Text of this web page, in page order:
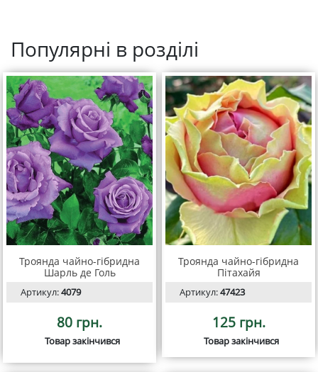
Популярні в розділі
Троянда чайно-гібридна
Шарль де Голь
Артикул:4079
80 грн.
Товар закінчився
Троянда чайно-гібридна
Пітахайя
Артикул:47423
125 грн.
Товар закінчився